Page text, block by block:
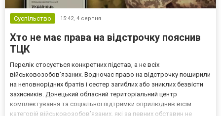
Суспільство 15:42, 4 серпня
Хто не має права на відстрочку пояснив
ТЦК
Перелік стосується конкретних підстав, а не всіх
військовозобов’язаних. Водночас право на відстрочку поширили
на неповнорідних братів і сестер загиблих або зниклих безвісти
захисників. Донецький обласний територіальний центр
комплектування та соціальної підтримки оприлюднив вісім
категорій військовозобов’язаних, які за певних обставин не